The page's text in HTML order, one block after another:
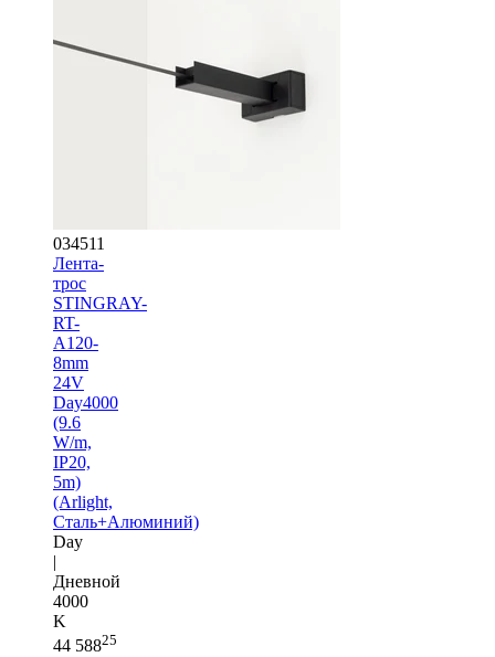
034511
Лента-
трос
STINGRAY-
RT-
A120-
8mm
24V
Day4000
(9.6
W/m,
IP20,
5m)
(Arlight,
Сталь+Алюминий)
Day
|
Дневной
4000
K
44 58825